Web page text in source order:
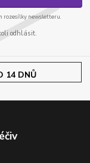
rozesílky newsletteru.
odhlásit.
14 DNŮ